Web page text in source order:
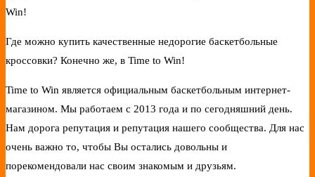
Win!
Где можно купить качественные недорогие баскетбольные
кроссовки? Конечно же, в Time to Win!
Time to Win является официальным баскетбольным интернет-
магазином. Мы работаем с 2013 года и по сегодняшний день.
Нам дорога репутация и репутация нашего сообщества. Для нас
очень важно то, чтобы Вы остались довольны и
порекомендовали нас своим знакомым и друзьям.